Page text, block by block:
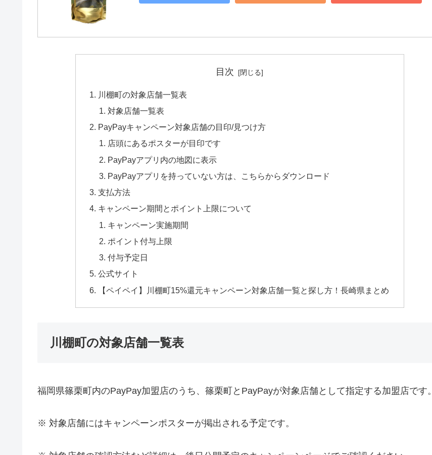
目次
川棚町の対象店舗一覧表
対象店舗一覧表
PayPayキャンペーン対象店舗の目印/見つけ方
店頭にあるポスターが目印です
PayPayアプリ内の地図に表示
PayPayアプリを持っていない方は、こちらからダウンロード
支払方法
キャンペーン期間とポイント上限について
キャンペーン実施期間
ポイント付与上限
付与予定日
公式サイト
【ペイペイ】川棚町15%還元キャンペーン対象店舗一覧と探し方！長崎県まとめ
川棚町の対象店舗一覧表
福岡県篠栗町内のPayPay加盟店のうち、篠栗町とPayPayが対象店舗として指定する加盟店です。
※ 対象店舗にはキャンペーンポスターが掲出される予定です。